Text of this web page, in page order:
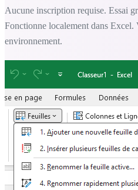
Aucune inscription requise. Essai
Fonctionne localement dans Excel.
environnement.